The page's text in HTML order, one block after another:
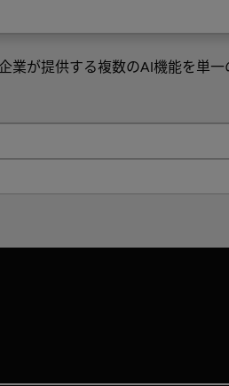
業が提供する複数のAI機能を単一